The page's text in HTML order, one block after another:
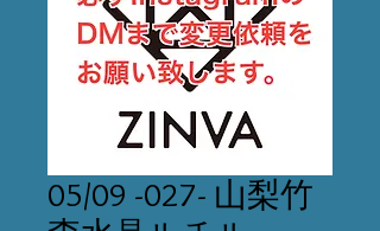
05/09 -027- 山梨竹